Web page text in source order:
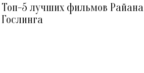
Топ-5 лучших фильмов Райана
Гослинга